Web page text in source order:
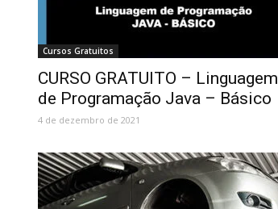
Cursos Gratuitos
CURSO GRATUITO – Linguagem
de Programação Java – Básico
4 de dezembro de 2021